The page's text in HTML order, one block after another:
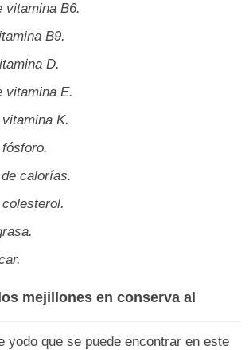
vitamina B6.
B9.
D.
vitamina E.
K.
calorías.
mejillones en conserva al
yodo que se puede encontrar en este